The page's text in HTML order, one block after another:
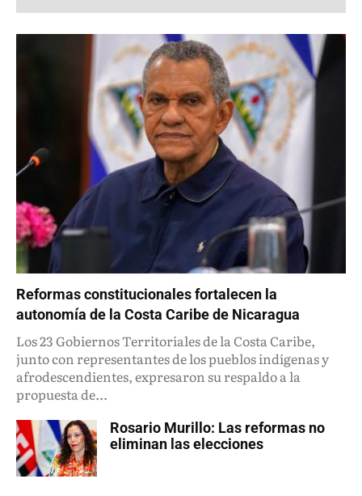
Reformas constitucionales fortalecen la
autonomía de la Costa Caribe de Nicaragua
Los 23 Gobiernos Territoriales de la Costa Caribe,
junto con representantes de los pueblos indígenas y
afrodescendientes, expresaron su respaldo a la
propuesta de...
Rosario Murillo: Las reformas no
eliminan las elecciones